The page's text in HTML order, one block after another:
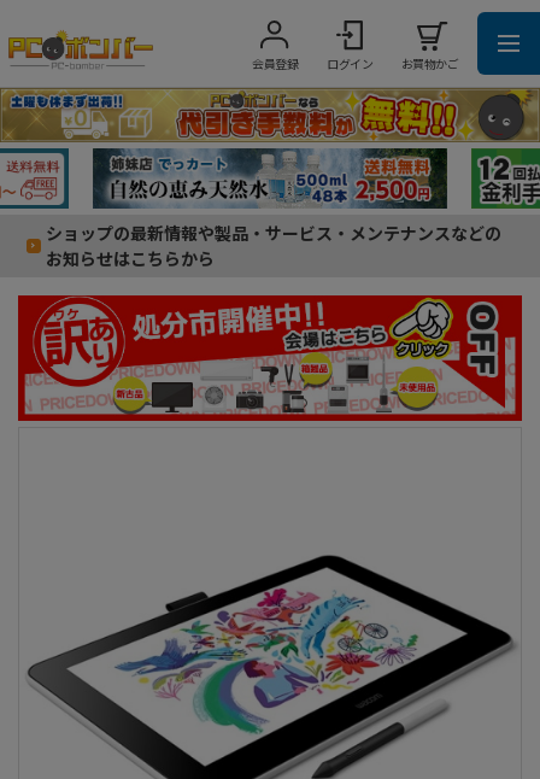
会員登録 ログイン お買物かご
ショップの最新情報や製品・サービス・メンテナンスなどの
お知らせはこちらから